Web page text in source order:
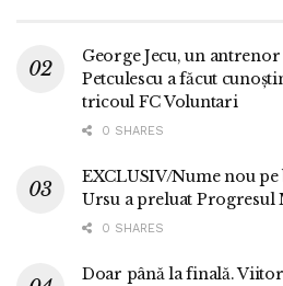
George Jecu, un
Petculescu a făcut
tricoul FC Voluntari
0 SHARES
EXCLUSIV/Nume nou
Ursu a preluat Progresul
0 SHARES
Doar până la finală.